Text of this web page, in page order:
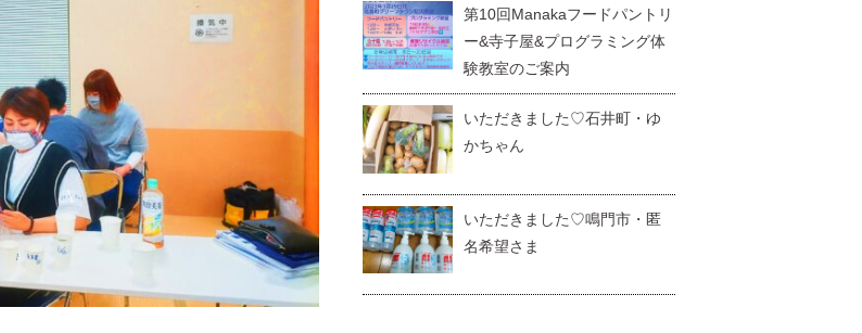
第10回Manakaフードパントリ
ー&寺子屋&プログラミング体
験教室のご案内
いただきました♡石井町・ゆ
かちゃん
いただきました♡鳴門市・匿
名希望さま